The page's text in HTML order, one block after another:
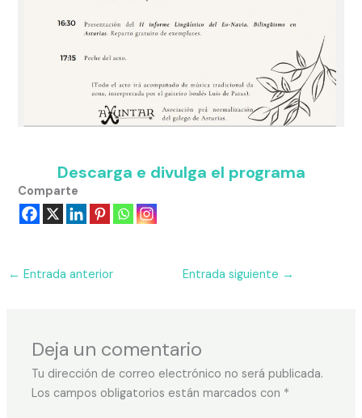
Descarga e divulga el programa
Comparte
← Entrada anterior Entrada siguiente →
Deja un comentario
Tu dirección de correo electrónico no será publicada.
Los campos obligatorios están marcados con *